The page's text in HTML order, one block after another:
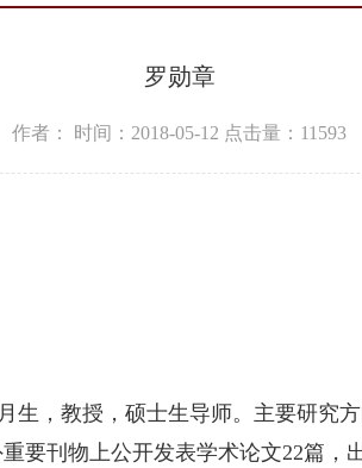
罗勋章
作者： 时间：2018-05-12 点击量： 11593
生，教授，硕士生导师。主要研究
要刊物上公开发表学术论文22篇，